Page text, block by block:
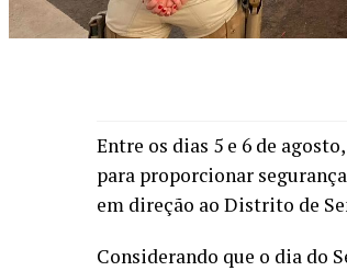
Entre os dias 5 e 6 de
para proporcionar
em direção ao Distrito de
Considerando que o dia do